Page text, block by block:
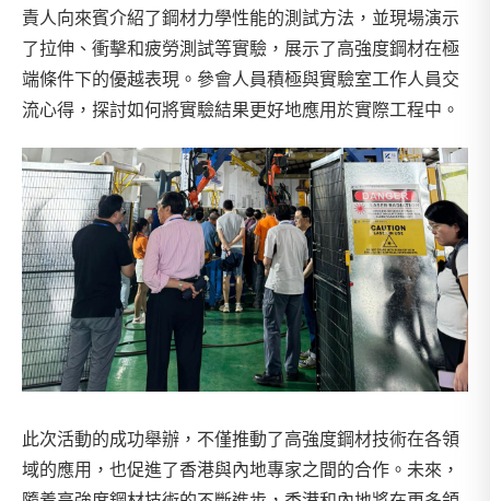
責人向來賓介紹了鋼材力學性能的測試方法，並現場演示
了拉伸、衝擊和疲勞測試等實驗，展示了高強度鋼材在極
端條件下的優越表現。參會人員積極與實驗室工作人員交
流心得，探討如何將實驗結果更好地應用於實際工程中。
此次活動的成功舉辦，不僅推動了高強度鋼材技術在各領
域的應用，也促進了香港與內地專家之間的合作。未來，